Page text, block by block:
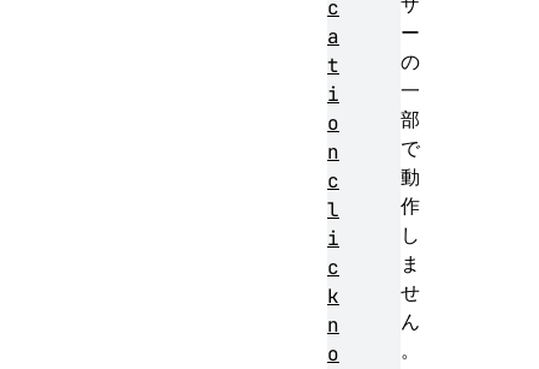
ー
の
一
部
で
動
作
し
ま
せ
ん
。
c
a
t
i
o
n
c
l
i
c
k
n
o